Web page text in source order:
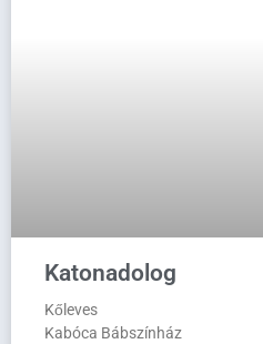
Katonadolog
Kőleves
Kabóca Bábszínház